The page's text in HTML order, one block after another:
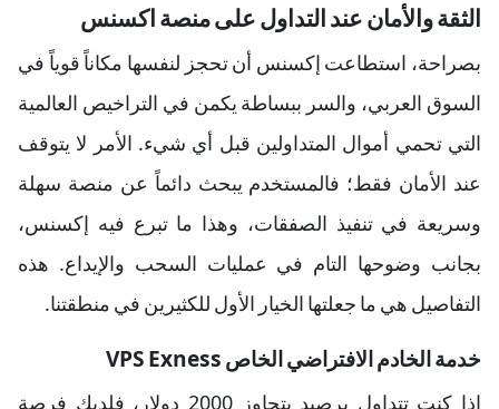
الثقة والأمان عند التداول على منصة اكسنس
بصراحة، استطاعت إكسنس أن تحجز لنفسها مكاناً قوياً في
السوق العربي، والسر ببساطة يكمن في التراخيص العالمية
التي تحمي أموال المتداولين قبل أي شيء. الأمر لا يتوقف
عند الأمان فقط؛ فالمستخدم يبحث دائماً عن منصة سهلة
وسريعة في تنفيذ الصفقات، وهذا ما تبرع فيه إكسنس،
بجانب وضوحها التام في عمليات السحب والإيداع. هذه
التفاصيل هي ما جعلتها الخيار الأول للكثيرين في منطقتنا.
خدمة الخادم الافتراضي الخاص VPS Exness
إذا كنت تتداول برصيد يتجاوز 2000 دولار، فلديك فرصة